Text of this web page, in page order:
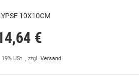
10X10CM
€
USt. , zzgl. Versand